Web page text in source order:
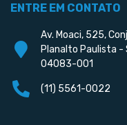
ENTRE EM CONTATO
Av. Moaci, 525,
Planalto Paulista -
04083-001
(11) 5561-0022